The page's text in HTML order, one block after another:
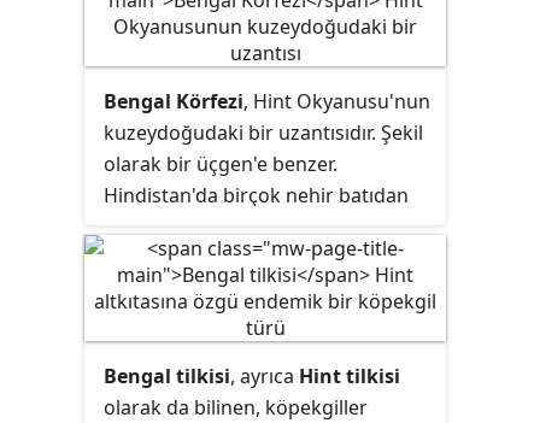
başlangıç tanrısı Janus'a adanmıştı.
Hristiyan aleminin Miladi
takviminde bir tarih olarak, hâlen
Anglikan ve Lutheran kiliselerinde
İsa'nın Adlandırma ve Sünnet
Bayramı olarak törenlerle kutlanır.
Bengal Körfezi, Hint Okyanusu'nun
kuzeydoğudaki bir uzantısıdır. Şekil
olarak bir üçgen'e benzer.
Hindistan'da birçok nehir batıdan
Bengal Körfezi'ne boşaltır. Aynı
zamanda Bengal Körfezi, Dünya'nın
en büyük körfezidir.
Bengal tilkisi, ayrıca Hint tilkisi
olarak da bilinen, köpekgiller